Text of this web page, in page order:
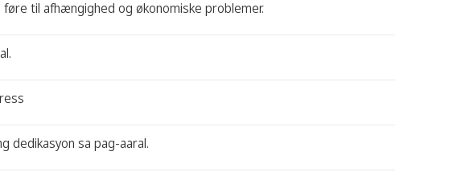
til afhængighed og økonomiske problemer.
dedikasyon sa pag-aaral.